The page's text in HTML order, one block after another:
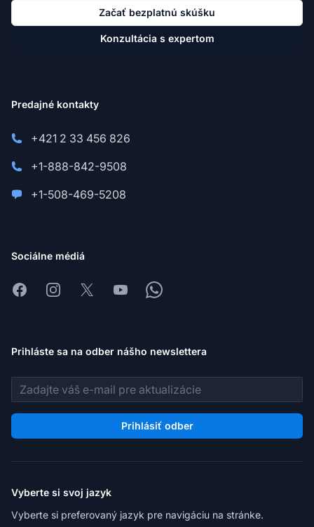
Začať bezplatnú skúšku
Konzultácia s expertom
Predajné kontakty
+421 2 33 456 826
+1-888-842-9508
+1-508-469-5208
Sociálne médiá
FacebookInstagram
X YoutubeWhatsapp
Prihláste sa na odber nášho newslettera
E-mailová adresa
Prihlásiť odber
Vyberte si svoj jazyk
Vyberte si preferovaný jazyk pre navigáciu na stránke.